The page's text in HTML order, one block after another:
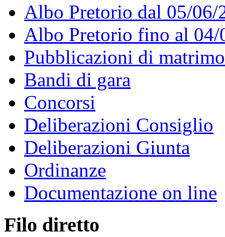
Albo Pretorio dal 05/06/
Albo Pretorio fino al 04/
Pubblicazioni di
Bandi di gara
Concorsi
Deliberazioni Consiglio
Deliberazioni Giunta
Ordinanze
Documentazione on line
Filo diretto